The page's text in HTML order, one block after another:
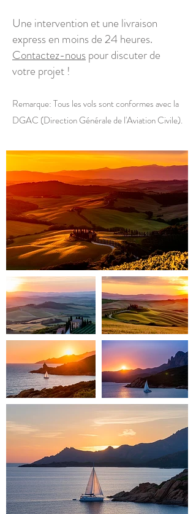
Une intervention et une livraison
express en moins de 24 heures.
Contactez-nouspour discuter de
votre projet !
Remarque: Tous les vols sont conformes avec la
DGAC (Direction Générale de l'Aviation Civile).